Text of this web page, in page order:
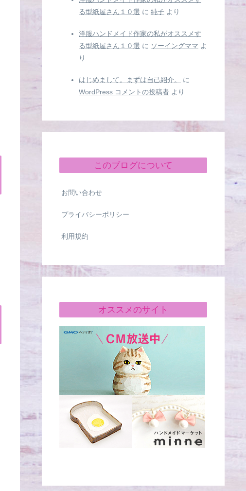
る型紙屋さん１０選 に 純子 より
洋服ハンドメイド作家の私がオススメす
る型紙屋さん１０選 に ソーイングママ よ
り
はじめまして。まずは自己紹介。
に
WordPress コメントの投稿者 より
このブログについて
お問い合わせ
プライバシーポリシー
利用規約
オススメのサイト